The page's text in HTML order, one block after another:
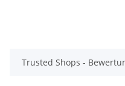
Trusted Shops -